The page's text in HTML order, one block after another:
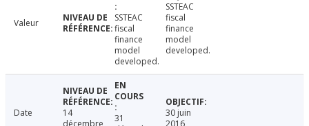
Valeur
SSTEAC
fiscal
finance
model
developed.
SSTEAC
fiscal
finance
model
developed.
Date
14
31
30 juin